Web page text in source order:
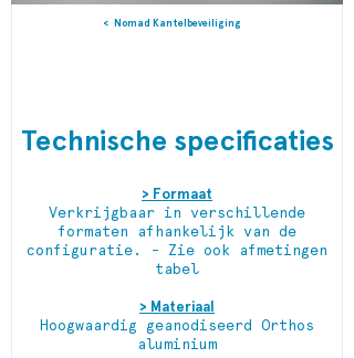
Nomad Kantelbeveiliging
Technische specificaties
> Formaat
Verkrijgbaar in verschillende
formaten afhankelijk van de
configuratie. - Zie ook afmetingen
tabel
> Materiaal
Hoogwaardig geanodiseerd Orthos
aluminium